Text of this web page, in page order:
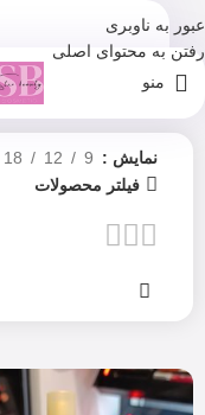
عبور به ناوبری
رفتن به محتوای اصلی
منو
نمایش 9
12
18
فیلتر محصولات